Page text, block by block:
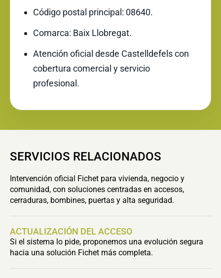
Código postal principal: 08640.
Comarca: Baix Llobregat.
Atención oficial desde Castelldefels con
cobertura comercial y servicio
profesional.
SERVICIOS RELACIONADOS
Intervención oficial Fichet para vivienda, negocio y
comunidad, con soluciones centradas en accesos,
cerraduras, bombines, puertas y alta seguridad.
ACTUALIZACIÓN DEL ACCESO
Si el sistema lo pide, proponemos una evolución segura
hacia una solución Fichet más completa.